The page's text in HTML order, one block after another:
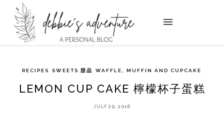
RECIPES SWEETS 甜品 WAFFLE, MUFFIN AND CUPCAKE
LEMON CUP CAKE 檸檬杯子蛋糕
JULY 29, 2016